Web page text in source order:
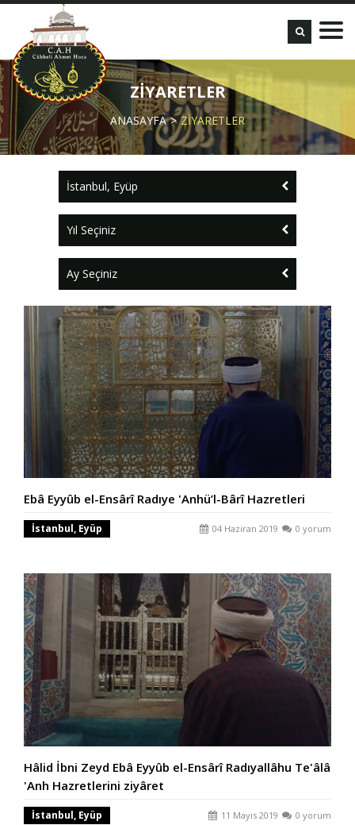
ZİYARETLER
ANASAYFA ZİYARETLER
İstanbul, Eyüp
Yıl Seçiniz
Ay Seçiniz
Ebâ Eyyûb el-Ensârî Radıye 'Anhü’l-Bârî Hazretleri
İstanbul, Eyüp 04 Haziran 2019 0 yorum
Hâlid İbni Zeyd Ebâ Eyyûb el-Ensârî Radıyallâhu Te'âlâ
'Anh Hazretlerini ziyâret
İstanbul, Eyüp 11 Mayıs 2019 0 yorum